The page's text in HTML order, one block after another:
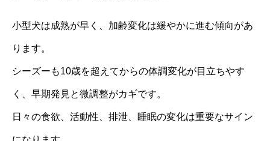
小型犬は成熟が早く、加齢変化は緩やかに進む傾向があ
ります。
シーズーも10歳を超えてからの体調変化が目立ちやす
く、早期発見と微調整がカギです。
日々の食欲、活動性、排泄、睡眠の変化は重要なサイン